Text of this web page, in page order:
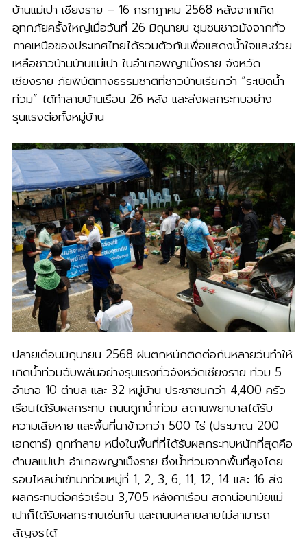
บ้านแม่เปา เชียงราย – 16 กรกฎาคม 2568 หลังจากเกิด
อุทกภัยครั้งใหญ่เมื่อวันที่ 26 มิถุนายน ชุมชนชาวม้งจากทั่ว
ภาคเหนือของประเทศไทยได้รวมตัวกันเพื่อแสดงน้ำใจและช่วย
เหลือชาวบ้านบ้านแม่เปา ในอำเภอพญาเม็งราย จังหวัด
เชียงราย ภัยพิบัติทางธรรมชาติที่ชาวบ้านเรียกว่า “ระเบิดน้ำ
ท่วม” ได้ทำลายบ้านเรือน 26 หลัง และส่งผลกระทบอย่าง
รุนแรงต่อทั้งหมู่บ้าน
ปลายเดือนมิถุนายน 2568 ฝนตกหนักติดต่อกันหลายวันทำให้
เกิดน้ำท่วมฉับพลันอย่างรุนแรงทั่วจังหวัดเชียงราย ท่วม 5
อำเภอ 10 ตำบล และ 32 หมู่บ้าน ประชาชนกว่า 4,400 ครัว
เรือนได้รับผลกระทบ ถนนถูกน้ำท่วม สถานพยาบาลได้รับ
ความเสียหาย และพื้นที่นาข้าวกว่า 500 ไร่ (ประมาณ 200
เฮกตาร์) ถูกทำลาย หนึ่งในพื้นที่ที่ได้รับผลกระทบหนักที่สุดคือ
ตำบลแม่เปา อำเภอพญาเม็งราย ซึ่งน้ำท่วมจากพื้นที่สูงโดย
รอบไหลบ่าเข้ามาท่วมหมู่ที่ 1, 2, 3, 6, 11, 12, 14 และ 16 ส่ง
ผลกระทบต่อครัวเรือน 3,705 หลังคาเรือน สถานีอนามัยแม่
เปาก็ได้รับผลกระทบเช่นกัน และถนนหลายสายไม่สามารถ
สัญจรได้